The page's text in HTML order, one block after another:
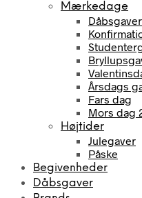
Mærkedage
Dåbsgaver
Årsdags
Fars dag
Mors dag
Højtider
Julegaver
Påske
Begivenheder
Dåbsgaver